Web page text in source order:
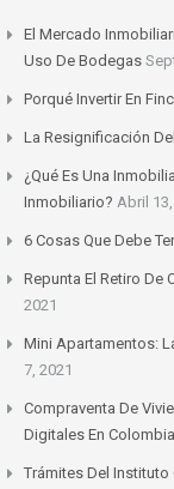
El Mercado
Uso De Bodegas
Porqué Invertir En
La Resignificación
¿Qué Es Una
Inmobiliario? Abril 13,
6 Cosas Que Debe
Repunta El Retiro De
2021
Mini Apartamentos:
7, 2021
Compraventa De
Digitales En
Trámites Del